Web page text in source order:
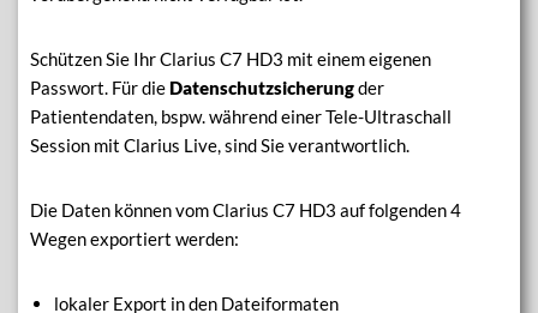
Schützen Sie Ihr Clarius C7 HD3 mit einem eigenen
Passwort. Für dieDatenschutzsicherungder
Patientendaten, bspw. während einer Tele-Ultraschall
Session mit Clarius Live, sind Sie verantwortlich.
Die Daten können vom Clarius C7 HD3 auf folgenden 4
Wegen exportiert werden:
lokaler Export in den Dateiformaten